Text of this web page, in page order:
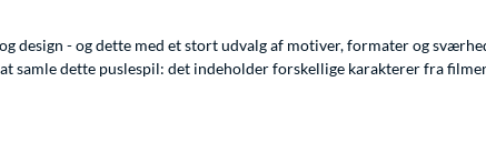
design - og dette med et stort udvalg af motiver, formater og
samle dette puslespil: det indeholder forskellige karakterer fra